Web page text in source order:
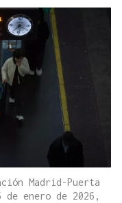
Madrid-Puerta
de enero de 2026,